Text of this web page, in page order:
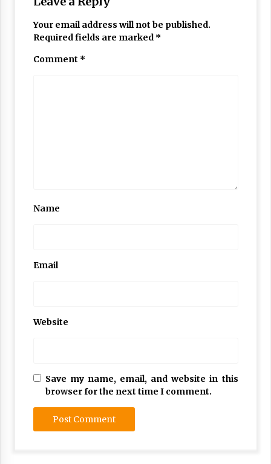
Your email address will not be published.
Required fields are marked *
Comment *
Name
Email
Website
Save my name, email, and website in this
browser for the next time I comment.